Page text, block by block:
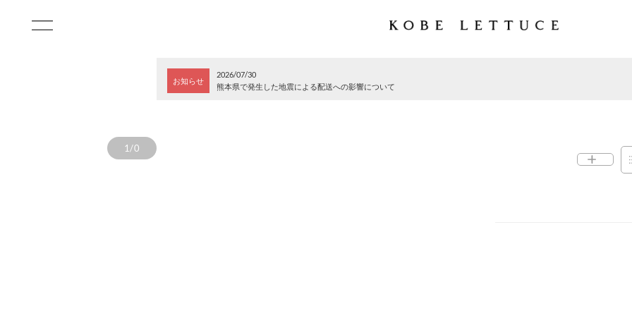
お知らせ
2026/07/30
熊本県で発生した地震による配送への影響について
1/0